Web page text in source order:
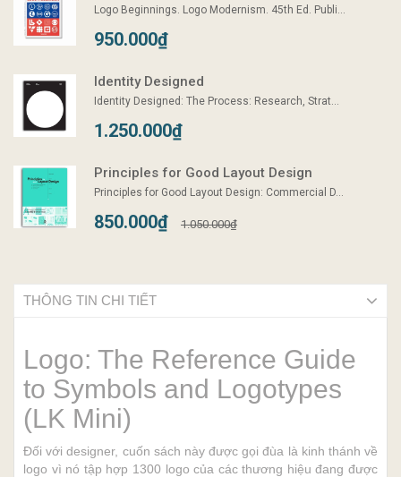
Logo Beginnings. Logo Modernism. 45th Ed. Publi...
950.000₫
Identity Designed
Identity Designed: The Process: Research, Strat...
1.250.000₫
Principles for Good Layout Design
Principles for Good Layout Design: Commercial D...
850.000₫ 1.050.000₫
THÔNG TIN CHI TIẾT
Logo: The Reference Guide
to Symbols and Logotypes
(LK Mini)
Đối với designer, cuốn sách này được gọi đùa là kinh thánh về
logo vì nó tập hợp 1300 logo của các thương hiệu đang được